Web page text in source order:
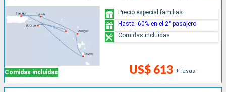
Comidas incluidas US$ 613 +Tasas
Precio especial familias
Hasta -60% en el 2° pasajero
Comidas incluidas